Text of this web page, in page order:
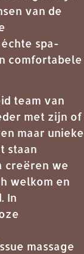
van de
spa-
comfortabele
team van
met zijn of
maar unieke
staan
creëren we
welkom en
In
massage